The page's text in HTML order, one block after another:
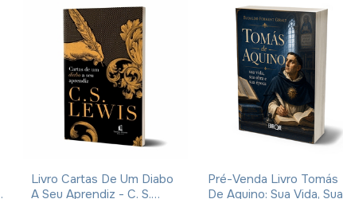
Livro Cartas De Um Diabo
A Seu Aprendiz - C. S.
Pré-Venda Livro Tomás
De Aquino: Sua Vida, Sua